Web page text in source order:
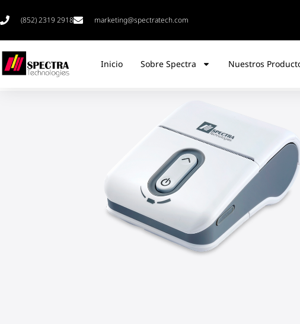
(852) 2319 2918 marketing@spectratech.com
Inicio Sobre Spectra Nuestros